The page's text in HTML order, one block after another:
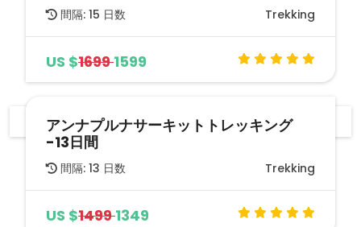
間隔: 15 日数 Trekking
US $16991599
アンナプルナサーキットトレッキング
-13日間
間隔: 13 日数 Trekking
US $14991349